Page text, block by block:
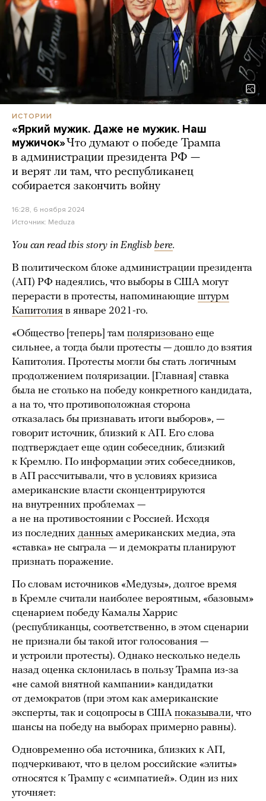
ИСТОРИИ
«Яркий мужик. Даже не мужик. Наш
мужичок»Что думают о победе Трампа
в администрации президента РФ —
и верят ли там, что республиканец
собирается закончить войну
16:28, 6 ноября 2024
Источник: Meduza
You can read this story in English here.
В политическом блоке администрации президента
(АП) РФ надеялись, что выборы в США могут
перерасти в протесты, напоминающие штурм
Капитолия в январе 2021-го.
«Общество [теперь] там поляризовано еще
сильнее, а тогда были протесты — дошло до взятия
Капитолия. Протесты могли бы стать логичным
продолжением поляризации. [Главная] ставка
была не столько на победу конкретного кандидата,
а на то, что противоположная сторона
отказалась бы признавать итоги выборов», —
говорит источник, близкий к АП. Его слова
подтверждает еще один собеседник, близкий
к Кремлю. По информации этих собеседников,
в АП рассчитывали, что в условиях кризиса
американские власти сконцентрируются
на внутренних проблемах —
а не на противостоянии с Россией. Исходя
из последних данных американских медиа, эта
«ставка» не сыграла — и демократы планируют
признать поражение.
По словам источников «Медузы», долгое время
в Кремле считали наиболее вероятным, «базовым»
сценарием победу Камалы Харрис
(республиканцы, соответственно, в этом сценарии
не признали бы такой итог голосования —
и устроили протесты). Однако несколько недель
назад оценка склонилась в пользу Трампа из-за
«не самой внятной кампании» кандидатки
от демократов (при этом как американские
эксперты, так и соцопросы в США показывали, что
шансы на победу на выборах примерно равны).
Одновременно оба источника, близких к АП,
подчеркивают, что в целом российские «элиты»
относятся к Трампу с «симпатией». Один из них
уточняет: